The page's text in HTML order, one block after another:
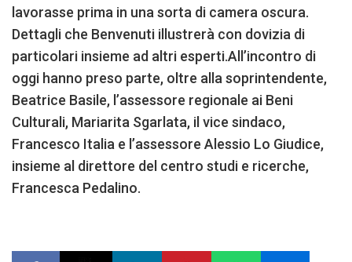
lavorasse prima in una sorta di camera oscura.
Dettagli che Benvenuti illustrerà con dovizia di
particolari insieme ad altri esperti.All’incontro di
oggi hanno preso parte, oltre alla soprintendente,
Beatrice Basile, l’assessore regionale ai Beni
Culturali, Mariarita Sgarlata, il vice sindaco,
Francesco Italia e l’assessore Alessio Lo Giudice,
insieme al direttore del centro studi e ricerche,
Francesca Pedalino.